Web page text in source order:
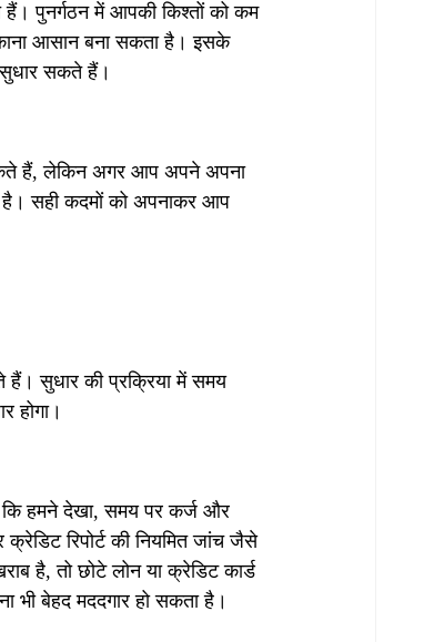
पुनर्गठन में आपकी किश्तों को कम
आसान बना सकता है। इसके
सकते हैं।
हैं, लेकिन अगर आप अपने अपना
है। सही कदमों को अपनाकर आप
हैं। सुधार की प्रक्रिया में समय
होगा।
कि हमने देखा, समय पर कर्ज और
रिपोर्ट की नियमित जांच जैसे
है, तो छोटे लोन या क्रेडिट कार्ड
भी बेहद मददगार हो सकता है।